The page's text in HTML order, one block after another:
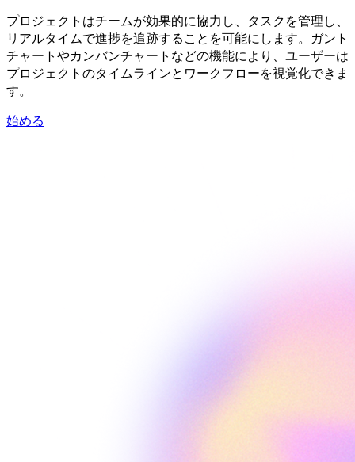
プロジェクトはチームが効果的に協力し、タスクを管理し、
リアルタイムで進捗を追跡することを可能にします。ガント
チャートやカンバンチャートなどの機能により、ユーザーは
プロジェクトのタイムラインとワークフローを視覚化できま
す。
始める